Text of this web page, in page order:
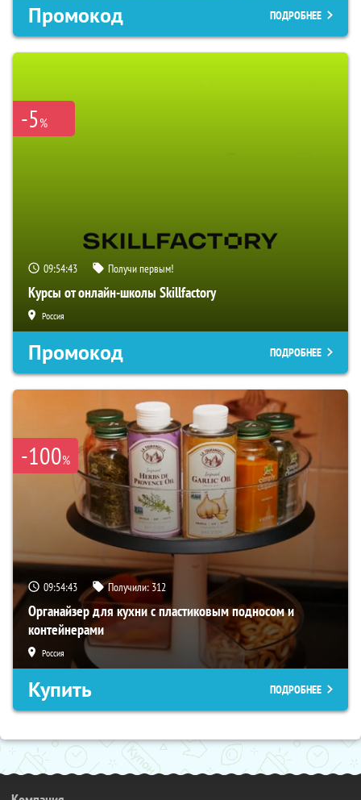
Промокод ПОДРОБНЕЕ
-5%
09:54:42 Получи первым!
Курсы от онлайн-школы Skillfactory
Россия
Промокод ПОДРОБНЕЕ
-100%
09:54:42 Получили: 312
Органайзер для кухни с пластиковым подносом и
контейнерами
Россия
Купить ПОДРОБНЕЕ